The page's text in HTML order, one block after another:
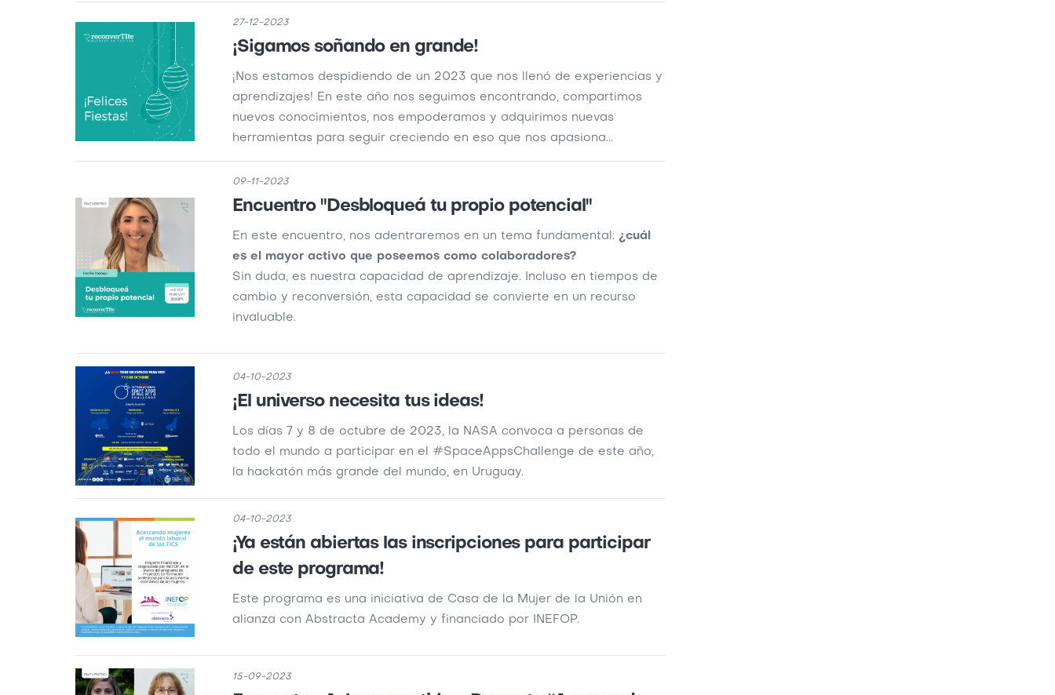
27-12-2023
¡Sigamos soñando en grande!
¡Nos estamos despidiendo de un 2023 que nos llenó de experiencias y
aprendizajes! En este año nos seguimos encontrando, compartimos
nuevos conocimientos, nos empoderamos y adquirimos nuevas
herramientas para seguir creciendo en eso que nos apasiona...
09-11-2023
Encuentro "Desbloqueá tu propio potencial"
En este encuentro, nos adentraremos en un tema fundamental: ¿cuál
es el mayor activo que poseemos como colaboradores?
Sin duda, es nuestra capacidad de aprendizaje. Incluso en tiempos de
cambio y reconversión, esta capacidad se convierte en un recurso
invaluable.
04-10-2023
¡El universo necesita tus ideas!
Los días 7 y 8 de octubre de 2023, la NASA convoca a personas de
todo el mundo a participar en el #SpaceAppsChallenge de este año,
la hackatón más grande del mundo, en Uruguay.
04-10-2023
¡Ya están abiertas las inscripciones para participar
de este programa!
Este programa es una iniciativa de Casa de la Mujer de la Unión en
alianza con Abstracta Academy y financiado por INEFOP.
15-09-2023